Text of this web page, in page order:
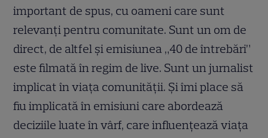
important de spus, cu oameni care sunt
relevanţi pentru comunitate. Sunt un om de
direct, de altfel şi emisiunea „40 de întrebări”
este filmată în regim de live. Sunt un jurnalist
implicat în viaţa comunităţii. Şi îmi place să
fiu implicată în emisiuni care abordează
deciziile luate în vârf, care influenţează viaţa